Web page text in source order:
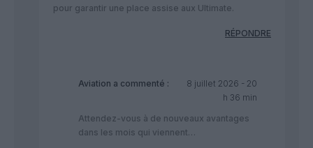
pour garantir une place assise aux Ultimate.
RÉPONDRE
Aviation a commenté :
8 juillet 2026 - 20
h 36 min
Attendez-vous à de nouveaux avantages
dans les mois qui viennent…